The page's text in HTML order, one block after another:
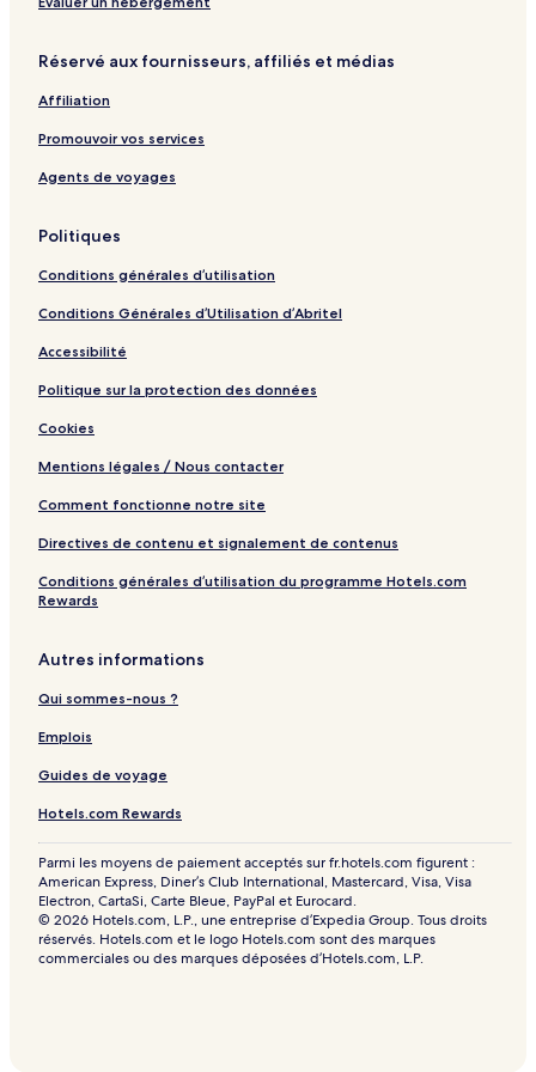
H
f
Réservé aux fournisseurs, affiliés et médias
Affiliation
Promouvoir vos services
Agents de voyages
Politiques
Conditions générales d’utilisation
Conditions Générales d’Utilisation d’Abritel
Accessibilité
Politique sur la protection des données
Cookies
Mentions légales / Nous contacter
Comment fonctionne notre site
Directives de contenu et signalement de contenus
Conditions générales d’utilisation du programme Hotels.com
Rewards
Autres informations
Qui sommes-nous ?
Emplois
Guides de voyage
Hotels.com Rewards
Parmi les moyens de paiement acceptés sur fr.hotels.com figurent :
American Express, Diner’s Club International, Mastercard, Visa, Visa
Electron, CartaSi, Carte Bleue, PayPal et Eurocard.
© 2026 Hotels.com, L.P., une entreprise d’Expedia Group. Tous droits
réservés. Hotels.com et le logo Hotels.com sont des marques
commerciales ou des marques déposées d’Hotels.com, L.P.